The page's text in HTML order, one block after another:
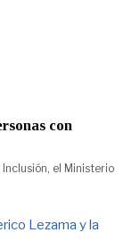
con
el Ministerio